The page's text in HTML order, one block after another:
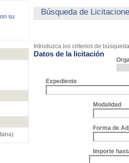
su
Búsqueda de
Introduzca los criterios de
Datos de la licitación
Expediente
Modalidad
Forma de
Importe